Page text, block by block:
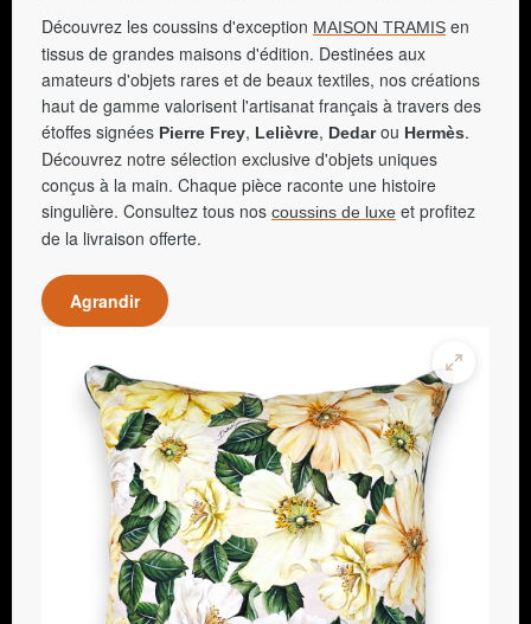
Découvrez les coussins d'exception MAISON TRAMIS en
tissus de grandes maisons d'édition. Destinées aux
amateurs d'objets rares et de beaux textiles, nos créations
haut de gamme valorisent l'artisanat français à travers des
étoffes signées Pierre Frey, Lelièvre, Dedarou Hermès.
Découvrez notre sélection exclusive d'objets uniques
conçus à la main. Chaque pièce raconte une histoire
singulière. Consultez tous nos coussins de luxe et profitez
de la livraison offerte.
Agrandir